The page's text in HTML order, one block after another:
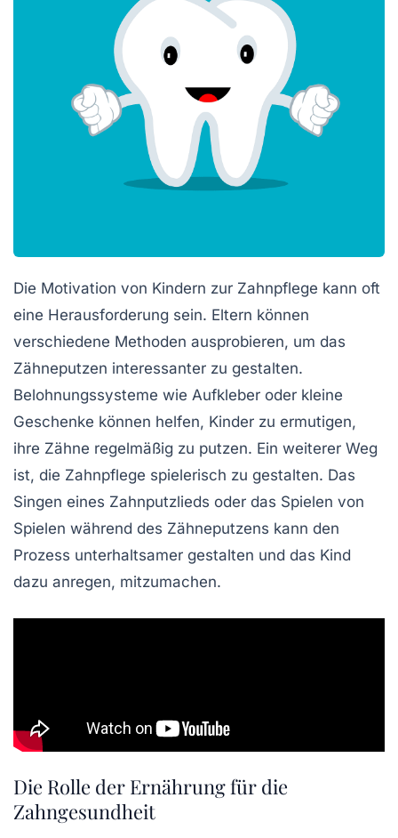
Die Motivation von Kindern zur Zahnpflege kann oft
eine Herausforderung sein. Eltern können
verschiedene Methoden ausprobieren, um das
Zähneputzen interessanter zu gestalten.
Belohnungssysteme wie Aufkleber oder kleine
Geschenke können helfen, Kinder zu ermutigen,
ihre Zähne regelmäßig zu putzen. Ein weiterer Weg
ist, die Zahnpflege spielerisch zu gestalten. Das
Singen eines Zahnputzlieds oder das Spielen von
Spielen während des Zähneputzens kann den
Prozess unterhaltsamer gestalten und das Kind
dazu anregen, mitzumachen.
Die Rolle der Ernährung für die
Zahngesundheit